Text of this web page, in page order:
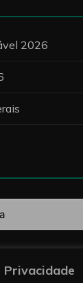
Privacidade
2026